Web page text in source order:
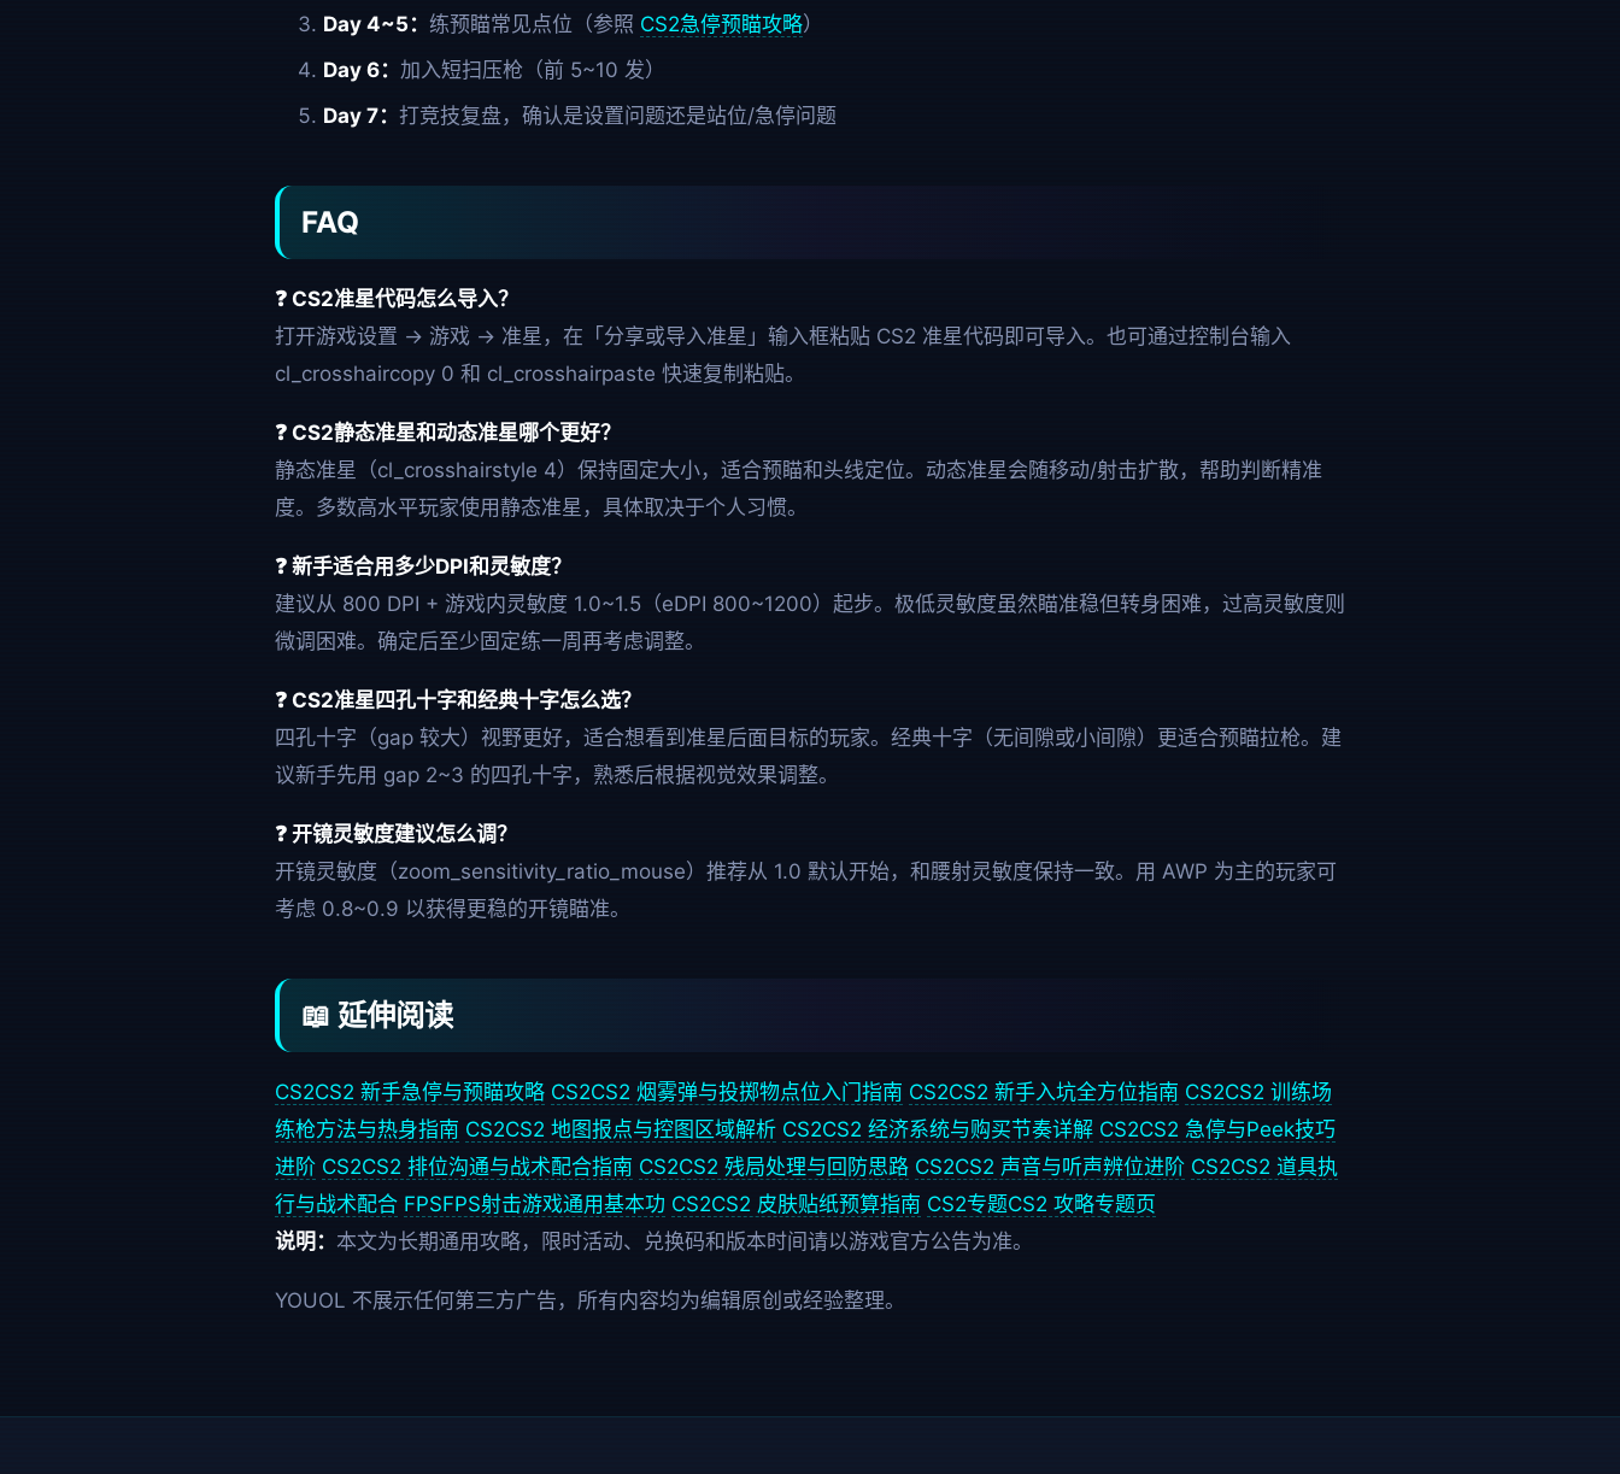
Day 4~5： 练预瞄常见点位（参照 CS2急停预瞄攻略）
Day 6： 加入短扫压枪（前 5~10 发）
Day 7： 打竞技复盘，确认是设置问题还是站位/急停问题
FAQ
❓ CS2准星代码怎么导入？
打开游戏设置 -> 游戏 -> 准星，在「分享或导入准星」输入框粘贴 CS2 准星代码即可导入。也可通过控制台输入
cl_crosshaircopy 0 和 cl_crosshairpaste 快速复制粘贴。
❓ CS2静态准星和动态准星哪个更好？
静态准星（cl_crosshairstyle 4）保持固定大小，适合预瞄和头线定位。动态准星会随移动/射击扩散，帮助判断精准
度。多数高水平玩家使用静态准星，具体取决于个人习惯。
❓ 新手适合用多少DPI和灵敏度？
建议从 800 DPI + 游戏内灵敏度 1.0~1.5（eDPI 800~1200）起步。极低灵敏度虽然瞄准稳但转身困难，过高灵敏度则
微调困难。确定后至少固定练一周再考虑调整。
❓ CS2准星四孔十字和经典十字怎么选？
四孔十字（gap 较大）视野更好，适合想看到准星后面目标的玩家。经典十字（无间隙或小间隙）更适合预瞄拉枪。建
议新手先用 gap 2~3 的四孔十字，熟悉后根据视觉效果调整。
❓ 开镜灵敏度建议怎么调？
开镜灵敏度（zoom_sensitivity_ratio_mouse）推荐从 1.0 默认开始，和腰射灵敏度保持一致。用 AWP 为主的玩家可
考虑 0.8~0.9 以获得更稳的开镜瞄准。
📖 延伸阅读
CS2CS2 新手急停与预瞄攻略 CS2CS2 烟雾弹与投掷物点位入门指南 CS2CS2 新手入坑全方位指南 CS2CS2 训练场
练枪方法与热身指南 CS2CS2 地图报点与控图区域解析 CS2CS2 经济系统与购买节奏详解 CS2CS2 急停与Peek技巧
进阶 CS2CS2 排位沟通与战术配合指南 CS2CS2 残局处理与回防思路 CS2CS2 声音与听声辨位进阶 CS2CS2 道具执
行与战术配合 FPSFPS射击游戏通用基本功 CS2CS2 皮肤贴纸预算指南 CS2专题CS2 攻略专题页
说明： 本文为长期通用攻略，限时活动、兑换码和版本时间请以游戏官方公告为准。
YOUOL 不展示任何第三方广告，所有内容均为编辑原创或经验整理。